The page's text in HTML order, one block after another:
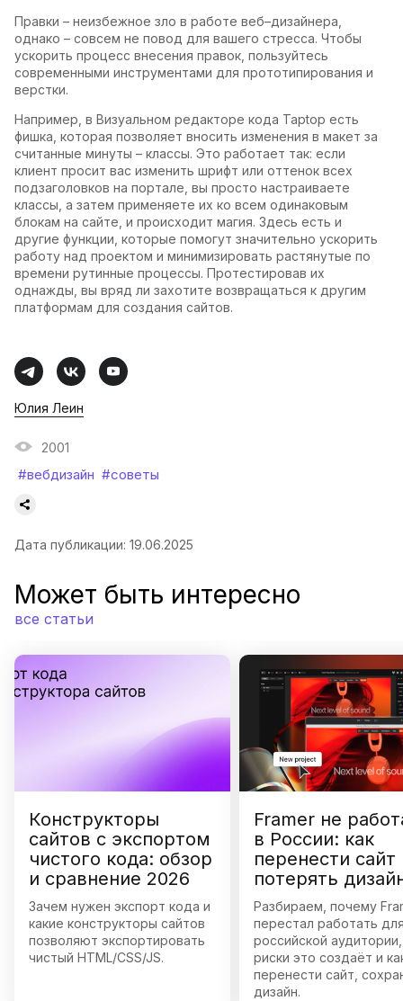
Правки – неизбежное зло в работе веб–дизайнера,
однако – совсем не повод для вашего стресса. Чтобы
ускорить процесс внесения правок, пользуйтесь
современными инструментами для прототипирования и
верстки.
Например, в Визуальном редакторе кода Taptop есть
фишка, которая позволяет вносить изменения в макет за
считанные минуты – классы. Это работает так: если
клиент просит вас изменить шрифт или оттенок всех
подзаголовков на портале, вы просто настраиваете
классы, а затем применяете их ко всем одинаковым
блокам на сайте, и происходит магия. Здесь есть и
другие функции, которые помогут значительно ускорить
работу над проектом и минимизировать растянутые по
времени рутинные процессы. Протестировав их
однажды, вы вряд ли захотите возвращаться к другим
платформам для создания сайтов.
Юлия Леин
2001
#вебдизайн #советы
Дата публикации: 19.06.2025
Может быть интересно
все статьи
Конструкторы
сайтов с экспортом
чистого кода: обзор
и сравнение 2026
Зачем нужен экспорт кода и
какие конструкторы сайтов
позволяют экспортировать
чистый HTML/CSS/JS.
Framer не
в России: как
перенести сайт
потерять
Разбираем, почему
перестал работать
российской
риски это создаёт и
перенести сайт,
дизайн.